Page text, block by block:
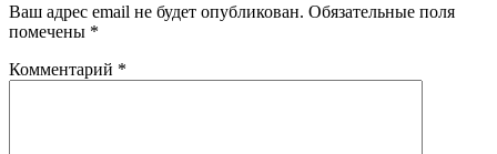
Ваш адрес email не будет опубликован. Обязательные поля
помечены *
Комментарий *